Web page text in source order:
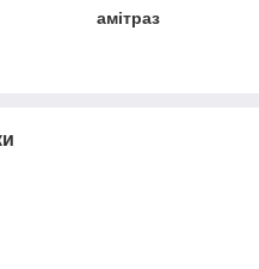
амітраз